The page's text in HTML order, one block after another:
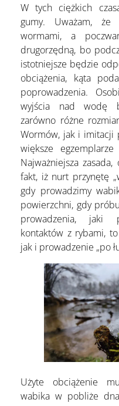
W tych ciężkich
gumy. Uważam, że
wormami, a
drugorzędną, bo
istotniejsze będzie
obciążenia, kąta
poprowadzenia.
wyjścia nad wodę
zarówno różne
Wormów, jak i imitacji
większe
Najważniejsza
fakt, iż nurt przynętę
gdy prowadzimy
powierzchni, gdy
prowadzenia, jaki
kontaktów z rybami,
jak i prowadzenie „po
Użyte obciążenie
wabika w pobliże